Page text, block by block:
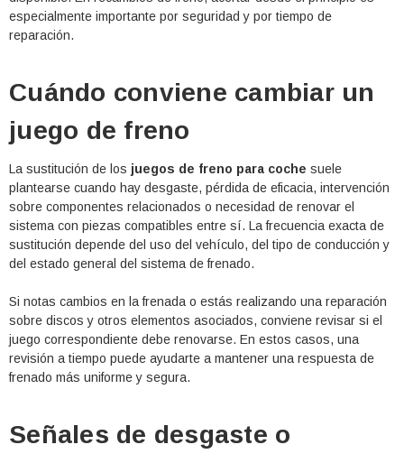
especialmente importante por seguridad y por tiempo de
reparación.
Cuándo conviene cambiar un
juego de freno
La sustitución de los juegos de freno para coche suele
plantearse cuando hay desgaste, pérdida de eficacia, intervención
sobre componentes relacionados o necesidad de renovar el
sistema con piezas compatibles entre sí. La frecuencia exacta de
sustitución depende del uso del vehículo, del tipo de conducción y
del estado general del sistema de frenado.
Si notas cambios en la frenada o estás realizando una reparación
sobre discos y otros elementos asociados, conviene revisar si el
juego correspondiente debe renovarse. En estos casos, una
revisión a tiempo puede ayudarte a mantener una respuesta de
frenado más uniforme y segura.
Señales de desgaste o